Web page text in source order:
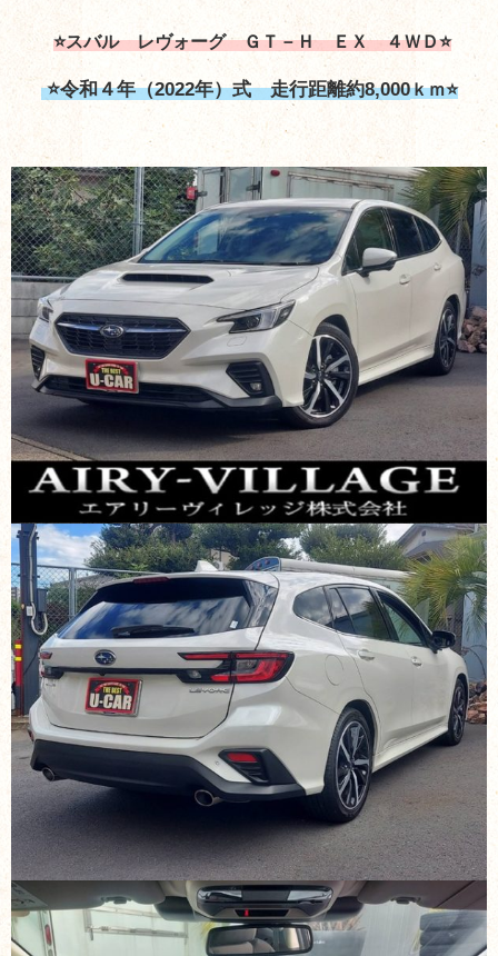
⭐スバル レヴォーグ ＧＴ－Ｈ ＥＸ ４ＷＤ⭐
⭐令和４年（2022年）式 走行距離約8,000ｋｍ⭐